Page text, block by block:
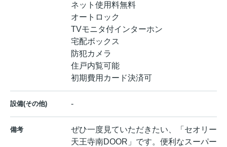
ネット使用料無料
オートロック
TVモニタ付インターホン
宅配ボックス
防犯カメラ
住戸内覧可能
初期費用カード決済可
設備(その他) -
備考
ぜひ一度見ていただきたい、「セオリー
天王寺南DOOR」です。便利なスーパー